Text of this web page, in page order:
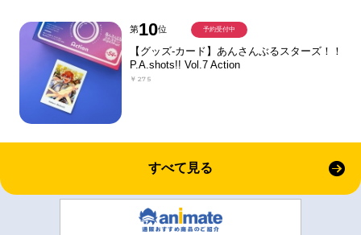
第10位
【グッズ-カード】あんさんぶるスターズ！！
P.A.shots!! Vol.7 Action
￥275
予約受付中
すべて見る